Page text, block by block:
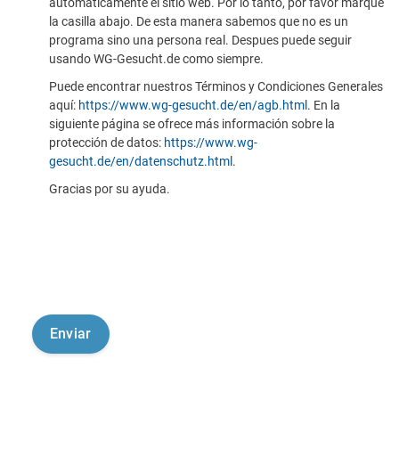
la casilla abajo. De esta manera sabemos que no es un
programa sino una persona real. Despues puede seguir
usando WG-Gesucht.de como siempre.
Puede encontrar nuestros Términos y Condiciones Generales
aquí: https://www.wg-gesucht.de/en/agb.html . En la
siguiente página se ofrece más información sobre la
protección de datos: https://www.wg-
gesucht.de/en/datenschutz.html .
Gracias por su ayuda.